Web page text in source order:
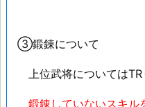
③鍛錬について
上位武将についてはTR
鍛錬していないスキル